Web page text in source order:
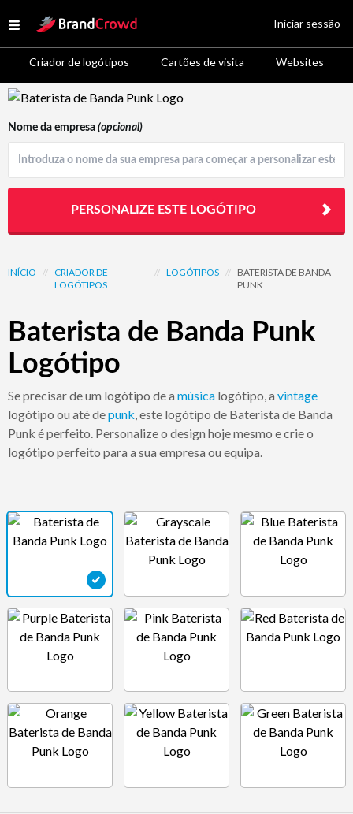
Open menu
Site Logo
Criador de logótipos Cartões de visita Websites
Iniciar sessão
Logo Template Preview
INÍCIO // CRIADOR DE
LOGÓTIPOS
// LOGÓTIPOS // BATERISTA DE BANDA
PUNK
Baterista de Banda Punk
Logótipo
Se precisar de um logótipo de a música logótipo, a vintage
logótipo ou até depunk, este logótipo de Baterista de Banda
Punk é perfeito. Personalize o design hoje mesmo e crie o
logótipo perfeito para a sua empresa ou equipa.
Nome da empresa (opcional)
PERSONALIZE ESTE LOGÓTIPO